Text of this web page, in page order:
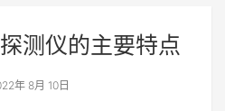
测仪的主要特点
年 8月 10日